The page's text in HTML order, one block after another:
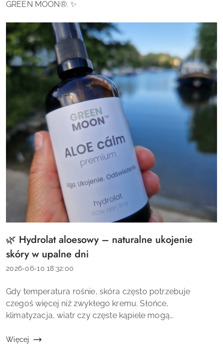
GREEN MOON®. ✨
Tytuł
artykułu:
🌿 Hydrolat aloesowy – naturalne ukojenie
skóry w upalne dni
Data
2026-06-10 18:32:00
Treść
artykułu:
Gdy temperatura rośnie, skóra często potrzebuje
czegoś więcej niż zwykłego kremu. Słońce,
klimatyzacja, wiatr czy częste kąpiele mogą
takich sytuacjach wiele osób sięga po aloes, który o...
Więcej